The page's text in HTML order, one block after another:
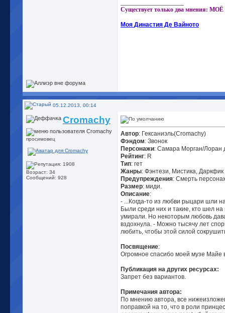
Существует только два мнения:
Моя Династия Де Вайното
05.12.2013, 00:14
Cromachy
просимовец
Возраст: 34
Сообщений: 928
Автор: Гексаниэль(Cromachy)
Фэндом: Звонок
Персонажи: Самара Морган/Лоран
Рейтинг: R
Тип: гет
Жанры: Фэнтези, Мистика, Даркфик
Предупреждения: Смерть
Размер: миди.
Описание:
- ...Когда-то из любви рыцари шли
Были среди них и такие, кто шел
умирали. Но некоторым любовь
вздохнула. - Можно тысячу лет
любить, чтобы этой силой
Посвящение:
Огромное спасибо моей музе Майе
Публикация на других ресурсах:
Запрет без вариантов.
Примечания автора:
По мнению автора, все
поправкой на то, что в роли